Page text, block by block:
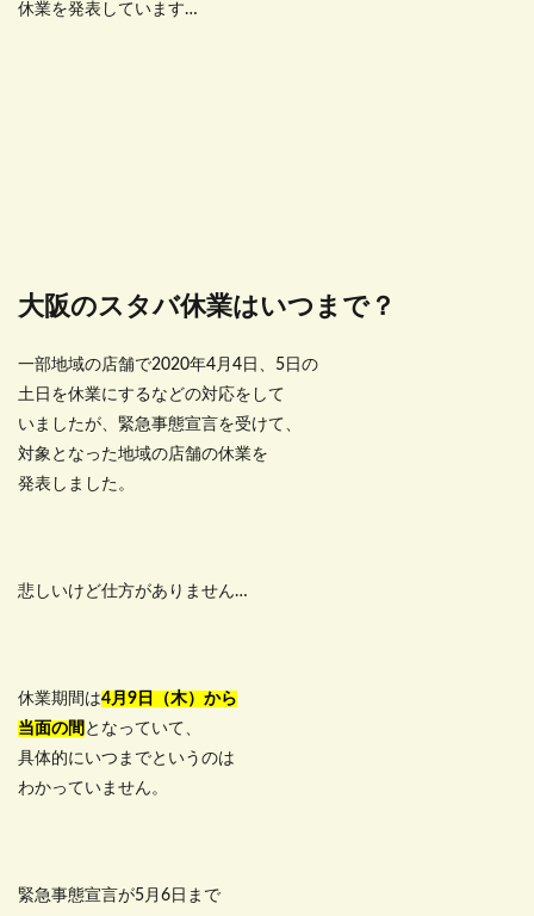
休業を発表しています…
大阪のスタバ休業はいつまで？
一部地域の店舗で2020年4月4日、5日の
土日を休業にするなどの対応をして
いましたが、緊急事態宣言を受けて、
対象となった地域の店舗の休業を
発表しました。
悲しいけど仕方がありません…
休業期間は4月9日（木）から
当面の間 となっていて、
具体的にいつまでというのは
わかっていません。
緊急事態宣言が5月6日まで